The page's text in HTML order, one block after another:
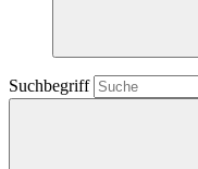
Suchbegriff